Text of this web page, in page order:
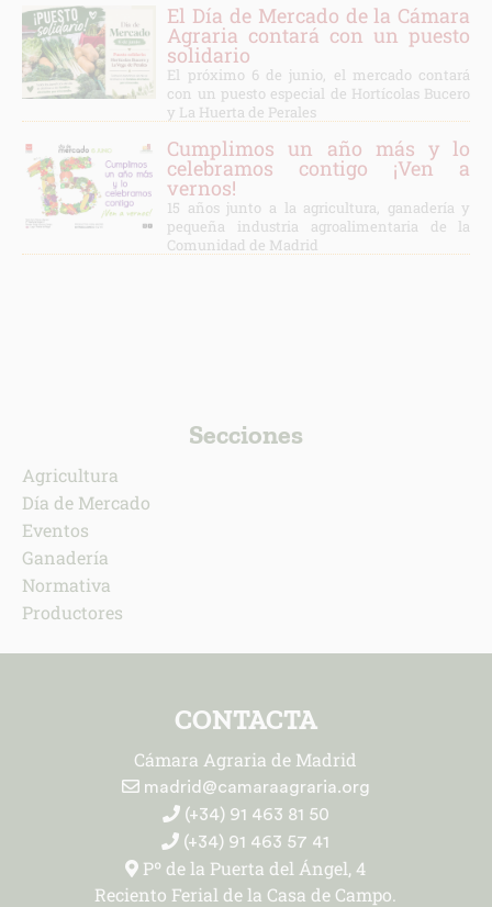
El Día de Mercado de la Cámara
Agraria contará con un puesto
solidario
El próximo 6 de junio, el mercado contará
con un puesto especial de Hortícolas Bucero
y La Huerta de Perales
Cumplimos un año más y lo
celebramos contigo ¡Ven a
vernos!
15 años junto a la agricultura, ganadería y
pequeña industria agroalimentaria de la
Comunidad de Madrid
Secciones
Agricultura
Día de Mercado
Eventos
Ganadería
Normativa
Productores
CONTACTA
Cámara Agraria de Madrid
madrid@camaraagraria.org
(+34) 91 463 81 50
(+34) 91 463 57 41
Pº de la Puerta del Ángel, 4
Reciento Ferial de la Casa de Campo.